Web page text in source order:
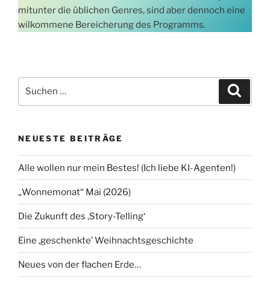
mitunter die üblichen Genres, sind aber dennoch eine
wilkommene Bereicherung des Programms.
nach:
NEUESTE BEITRÄGE
Alle wollen nur mein Bestes! (Ich liebe KI-Agenten!)
„Wonnemonat“ Mai (2026)
Die Zukunft des ‚Story-Telling‘
Eine ‚geschenkte’ Weihnachtsgeschichte
Neues von der flachen Erde…